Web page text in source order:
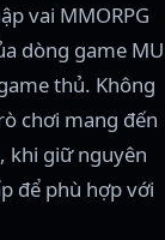
vai MMORPG
dòng game MU
thủ. Không
chơi mang đến
khi giữ nguyên
để phù hợp với